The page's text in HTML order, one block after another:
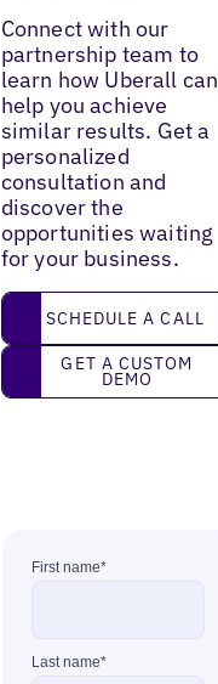
Connect with our
partnership team to
learn how Uberall can
help you achieve
similar results. Get a
personalized
consultation and
discover the
opportunities waiting
for your business.
Schedule a call
SCHEDULE A CALL
Get a custom demo
GET A CUSTOM
DEMO